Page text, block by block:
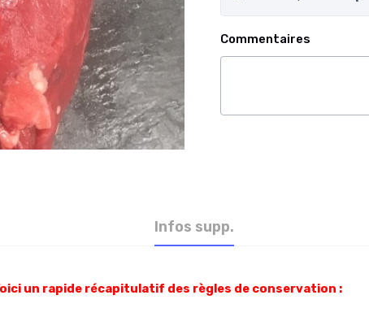
Commentaires
Infos supp.
un rapide récapitulatif des règles de conservation :